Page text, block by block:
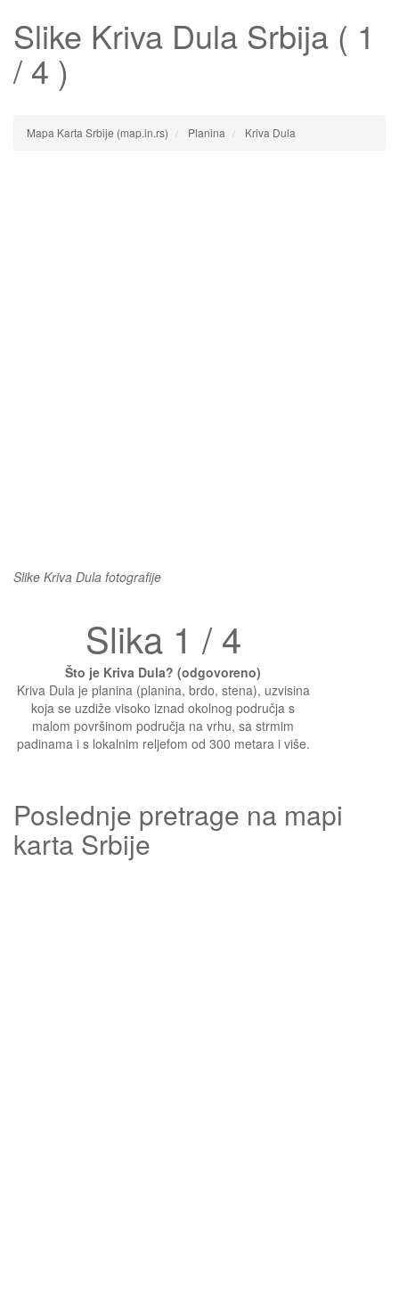
Slike Kriva Dula Srbija ( 1
/ 4 )
Mapa Karta Srbije (map.in.rs) Planina Kriva Dula
Slike Kriva Dula fotografije
Slika 1 / 4
Što je Kriva Dula? (odgovoreno)
Kriva Dula je planina (planina, brdo, stena), uzvisina
koja se uzdiže visoko iznad okolnog područja s
malom površinom područja na vrhu, sa strmim
padinama i s lokalnim reljefom od 300 metara i više.
Poslednje pretrage na mapi
karta Srbije